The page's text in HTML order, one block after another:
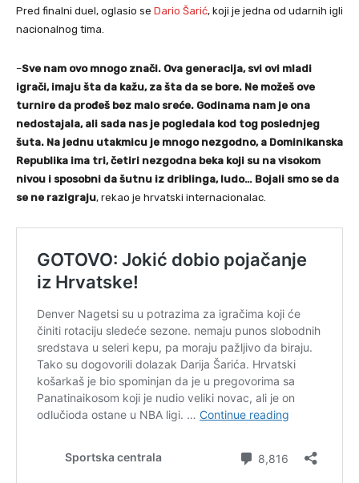
Pred finalni duel, oglasio se Dario Šarić, koji je jedna od udarnih igli
nacionalnog tima.
–Sve nam ovo mnogo znači. Ova generacija, svi ovi mladi
igrači, imaju šta da kažu, za šta da se bore. Ne možeš ove
turnire da prođeš bez malo sreće. Godinama nam je ona
nedostajala, ali sada nas je pogledala kod tog poslednjeg
šuta. Na jednu utakmicu je mnogo nezgodno, a Dominikanska
Republika ima tri, četiri nezgodna beka koji su na visokom
nivou i sposobni da šutnu iz driblinga, ludo… Bojali smo se da
se ne razigraju, rekao je hrvatski internacionalac.